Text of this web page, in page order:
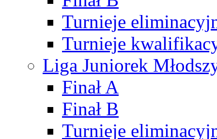
Turnieje
Turnieje
Liga Juniorek
Finał A
Finał B
Turnieje